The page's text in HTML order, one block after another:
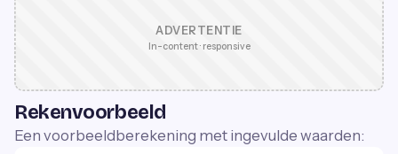
ADVERTENTIE
In-content · responsive
Rekenvoorbeeld
Een voorbeeldberekening met ingevulde waarden: